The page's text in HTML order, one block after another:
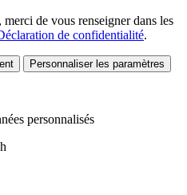
de vous renseigner dans les
de confidentialité.
Personnaliser les paramètres
personnalisés